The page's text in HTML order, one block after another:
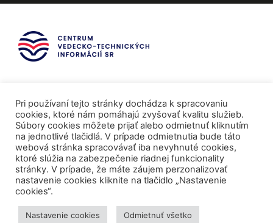
Mediálni partneri
Pri používaní tejto stránky dochádza k spracovaniu
cookies, ktoré nám pomáhajú zvyšovať kvalitu služieb.
Súbory cookies môžete prijať alebo odmietnuť kliknutím
na jednotlivé tlačidlá. V prípade odmietnutia bude táto
webová stránka spracovávať iba nevyhnuté cookies,
ktoré slúžia na zabezpečenie riadnej funkcionality
stránky. V prípade, že máte záujem perzonalizovať
nastavenie cookies kliknite na tlačidlo „Nastavenie
cookies“.
Nastavenie cookies Odmietnuť všetko